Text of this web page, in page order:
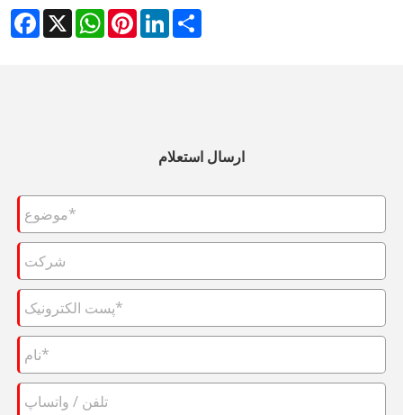
Facebook
X WhatsAppPinterestLinkedIn
ارسال استعلام